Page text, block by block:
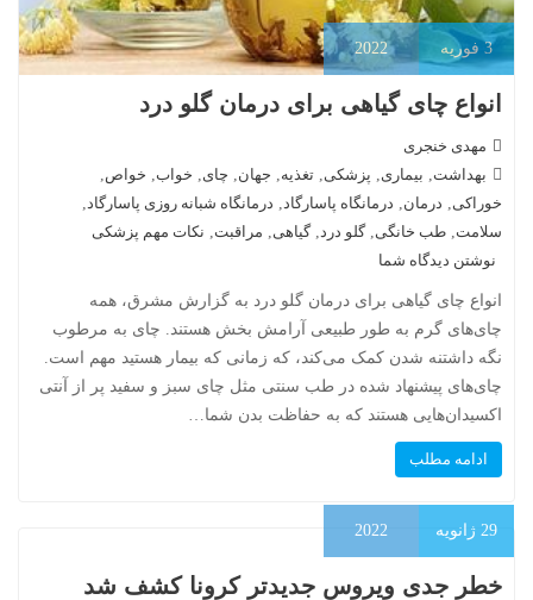
3 فوریه 2022
انواع چای گیاهی برای درمان گلو درد
مهدی خنجری
بهداشت بیماری پزشکی تغذیه جهان چای خواب خواص
خوراکی
درمان درمانگاه پاسارگاد درمانگاه شبانه روزی پاسارگاد
سلامت طب خانگی ,گلو درد ,گیاهی مراقبت نکات مهم پزشکی
نوشتن دیدگاه شما
انواع چای گیاهی برای درمان گلو درد به گزارش مشرق، همه
چای‌های گرم به طور طبیعی آرامش بخش هستند. چای به مرطوب
نگه داشتنه شدن کمک می‌کند، که زمانی که بیمار هستید مهم است.
چای‌های پیشنهاد شده در طب سنتی مثل چای سبز و سفید پر از آنتی
اکسیدان‌هایی هستند که به حفاظت بدن شما…
ادامه مطلب
29 ژانویه 2022
خطر جدی ویروس جدیدتر کرونا کشف شد